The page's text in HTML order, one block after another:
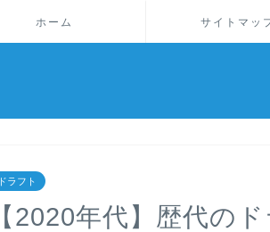
ホーム サイトマッ
ドラフト
【2020年代】歴代の